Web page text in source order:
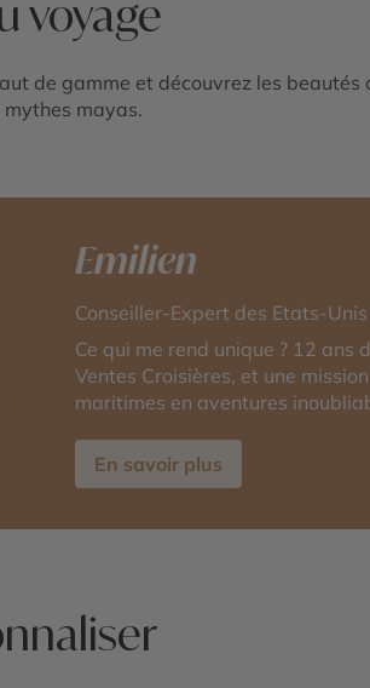
voyage
de gamme et découvrez les beautés
mayas.
Emilien
Conseiller-Expert des Etats-Unis
Ce qui me rend unique ? 12 ans
Ventes Croisières, et une
maritimes en aventures
En savoir plus